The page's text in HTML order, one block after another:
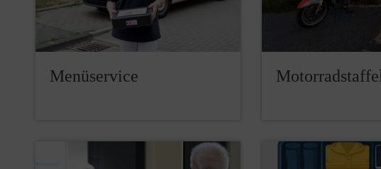
Menüservice Motorradstaffel